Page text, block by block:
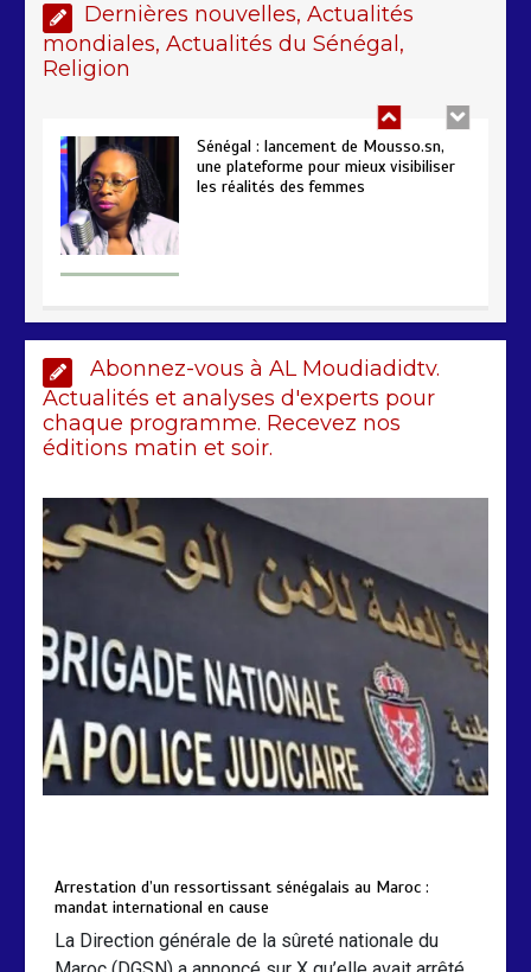
Dernières nouvelles, Actualités
mondiales, Actualités du Sénégal,
Religion
Sénégal : lancement de Mousso.sn,
une plateforme pour mieux visibiliser
les réalités des femmes
saisie de 28 kg de haschich estimés à
190 millions FCFA
2 min 226
Arrestation d’un ressortissant
sénégalais au Maroc : mandat
international en cause
207
Abonnez-vous à AL Moudiadidtv.
Actualités et analyses d'experts pour
chaque programme. Recevez nos
éditions matin et soir.
Arrestation d’un ressortissant sénégalais au Maroc :
mandat international en cause
La Direction générale de la sûreté nationale du